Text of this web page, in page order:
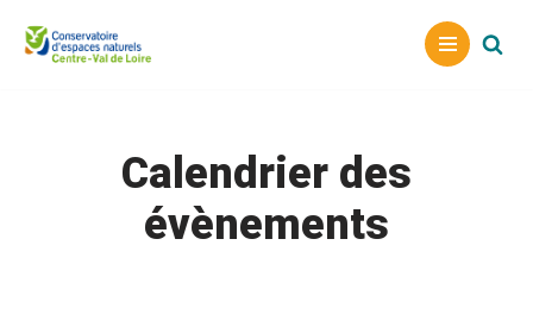
Aller
Calendrier des
évènements